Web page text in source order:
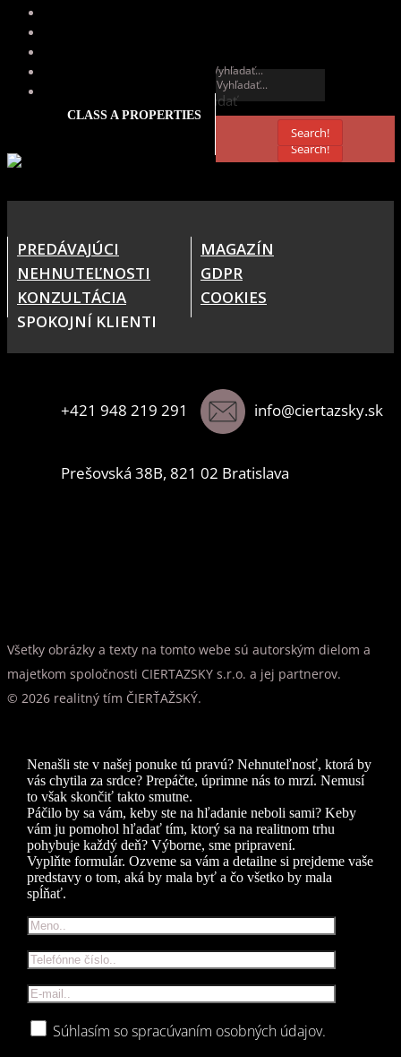
Vyhľadať
Search!
CLASS A PROPERTIES
Vyhľadať
Search!
PREDÁVAJÚCI
NEHNUTEĽNOSTI
KONZULTÁCIA
SPOKOJNÍ KLIENTI
MAGAZÍN
GDPR
COOKIES
+421 948 219 291 info@ciertazsky.sk
Prešovská 38B, 821 02 Bratislava
Všetky obrázky a texty na tomto webe sú autorským dielom a
majetkom spoločnosti CIERTAZSKY s.r.o. a jej partnerov.
© 2026 realitný tím ČIERŤAŽSKÝ.
Nenašli ste v našej ponuke tú pravú? Nehnuteľnosť, ktorá by
vás chytila za srdce? Prepáčte, úprimne nás to mrzí. Nemusí
to však skončiť takto smutne.
Páčilo by sa vám, keby ste na hľadanie neboli sami? Keby
vám ju pomohol hľadať tím, ktorý sa na realitnom trhu
pohybuje každý deň? Výborne, sme pripravení.
Vyplňte formulár. Ozveme sa vám a detailne si prejdeme vaše
predstavy o tom, aká by mala byť a čo všetko by mala
spĺňať.
Súhlasím so spracúvaním osobných údajov.